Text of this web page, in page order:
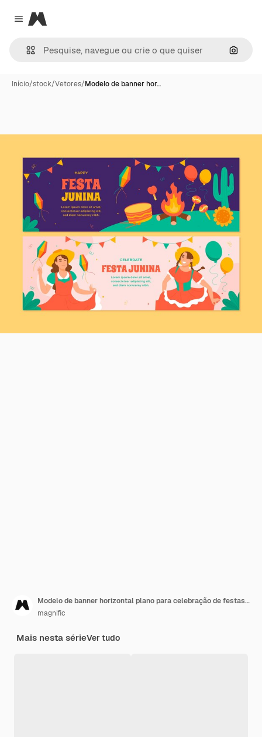
Close menu
Magnific
Início/stock/Vetores/Modelo de banner hor…
Modelo de banner horizontal plano para celebração de festas juninas brasileiras
magnific
Mais nesta sérieVer tudo